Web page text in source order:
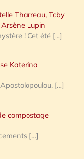
Tharreau, Toby
Lupin
! Cet été […]
Katerina
[…]
compostage
[…]